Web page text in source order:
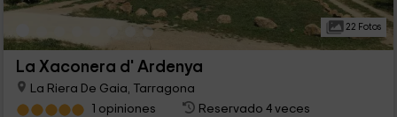
22 Fotos
La Xaconera d' Ardenya
La Riera De Gaia, Tarragona
1 opiniones
Reservado 4 veces